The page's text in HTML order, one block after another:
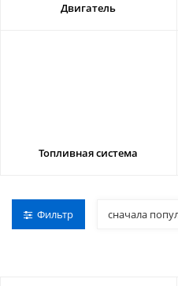
Двигатель
Топливная система
Фильтр сначала